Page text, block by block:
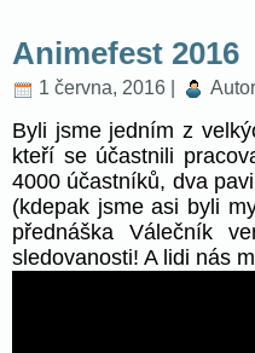
Animefest 2016
1 června, 2016 |
Byli jsme jedním z
kteří se účastnili
4000 účastníků, dva
(kdepak jsme asi byli
přednáška Válečník
sledovanosti! A lidi nás